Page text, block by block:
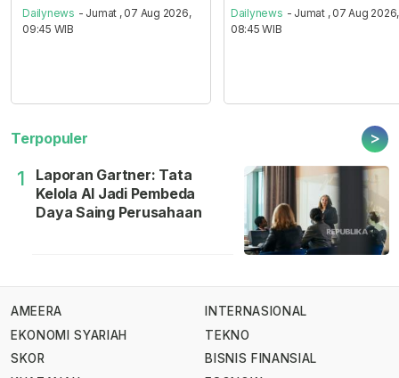
Dailynews - Jumat , 07 Aug 2026,
09:45 WIB
Dailynews - Jumat , 07 Aug 2026,
08:45 WIB
Terpopuler >
1
Laporan Gartner: Tata
Kelola AI Jadi Pembeda
Daya Saing Perusahaan
AMEERA
EKONOMI SYARIAH
SKOR
INTERNASIONAL
TEKNO
BISNIS FINANSIAL